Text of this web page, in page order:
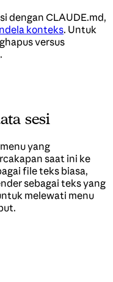
dengan CLAUDE.md,
konteks. Untuk
versus
.
sesi
yang
saat ini ke
file teks biasa,
sebagai teks yang
melewati menu